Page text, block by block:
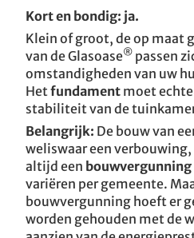
Kort en bondig: ja.
Klein of groot, de op maat
van de Glasoase® passen
omstandigheden van uw
Het fundament moet
stabiliteit van de
Belangrijk: De bouw van
weliswaar een
altijd een bouwvergunning
variëren per gemeente.
bouwvergunning hoeft er
worden gehouden met de